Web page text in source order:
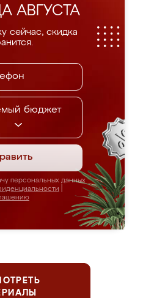
АВГУСТА
сейчас, скидка
бюджет
персональных данных